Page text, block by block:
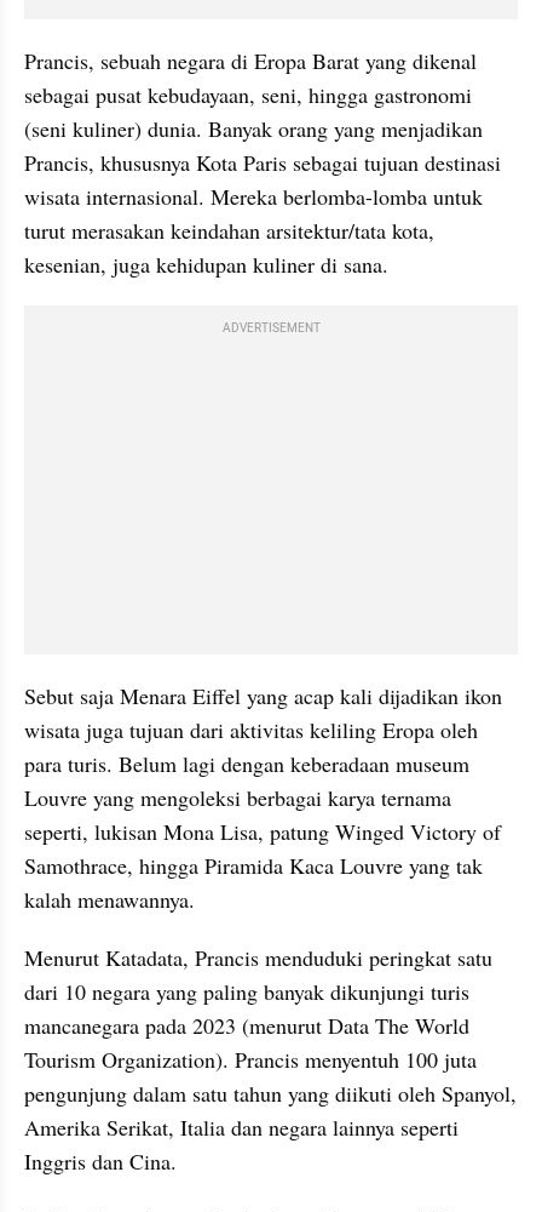
Prancis, sebuah negara di Eropa Barat yang dikenal
sebagai pusat kebudayaan, seni, hingga gastronomi
(seni kuliner) dunia. Banyak orang yang menjadikan
Prancis, khususnya Kota Paris sebagai tujuan destinasi
wisata internasional. Mereka berlomba-lomba untuk
turut merasakan keindahan arsitektur/tata kota,
kesenian, juga kehidupan kuliner di sana.
ADVERTISEMENT
Sebut saja Menara Eiffel yang acap kali dijadikan ikon
wisata juga tujuan dari aktivitas keliling Eropa oleh
para turis. Belum lagi dengan keberadaan museum
Louvre yang mengoleksi berbagai karya ternama
seperti, lukisan Mona Lisa, patung Winged Victory of
Samothrace, hingga Piramida Kaca Louvre yang tak
kalah menawannya.
Menurut Katadata, Prancis menduduki peringkat satu
dari 10 negara yang paling banyak dikunjungi turis
mancanegara pada 2023 (menurut Data The World
Tourism Organization). Prancis menyentuh 100 juta
pengunjung dalam satu tahun yang diikuti oleh Spanyol,
Amerika Serikat, Italia dan negara lainnya seperti
Inggris dan Cina.